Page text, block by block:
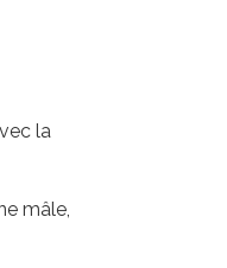
la
mâle,